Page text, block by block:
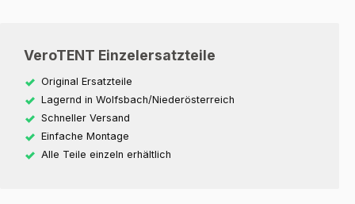
VeroTENT Einzelersatzteile
Original Ersatzteile
Lagernd in Wolfsbach/Niederösterreich
Schneller Versand
Einfache Montage
Alle Teile einzeln erhältlich